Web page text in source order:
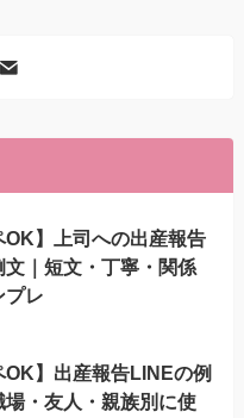
OK】上司への出産報告
文｜短文・丁寧・関係
プレ
OK】出産報告LINEの例
場・友人・親族別に使